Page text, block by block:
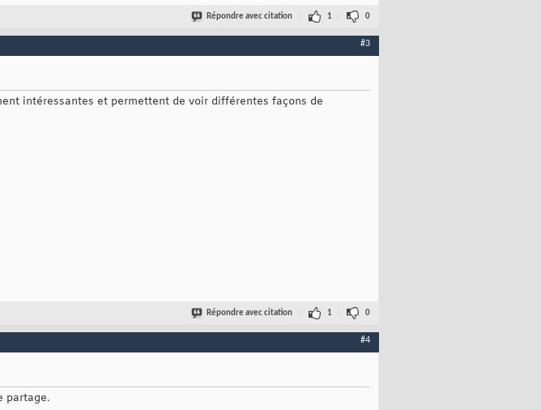
Répondre avec citation 1 0
#3
intéressantes et permettent de voir différentes façons de
Répondre avec citation 1 0
#4
partage.